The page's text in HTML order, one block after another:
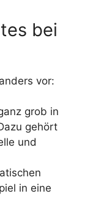
bei
vor:
grob in
gehört
und
in eine